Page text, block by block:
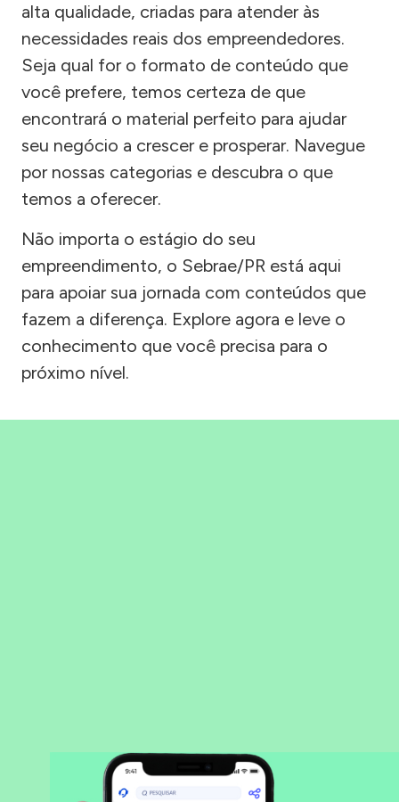
alta qualidade, criadas para atender às
necessidades reais dos empreendedores.
Seja qual for o formato de conteúdo que
você prefere, temos certeza de que
encontrará o material perfeito para ajudar
seu negócio a crescer e prosperar. Navegue
por nossas categorias e descubra o que
temos a oferecer.
Não importa o estágio do seu
empreendimento, o Sebrae/PR está aqui
para apoiar sua jornada com conteúdos que
fazem a diferença. Explore agora e leve o
conhecimento que você precisa para o
próximo nível.